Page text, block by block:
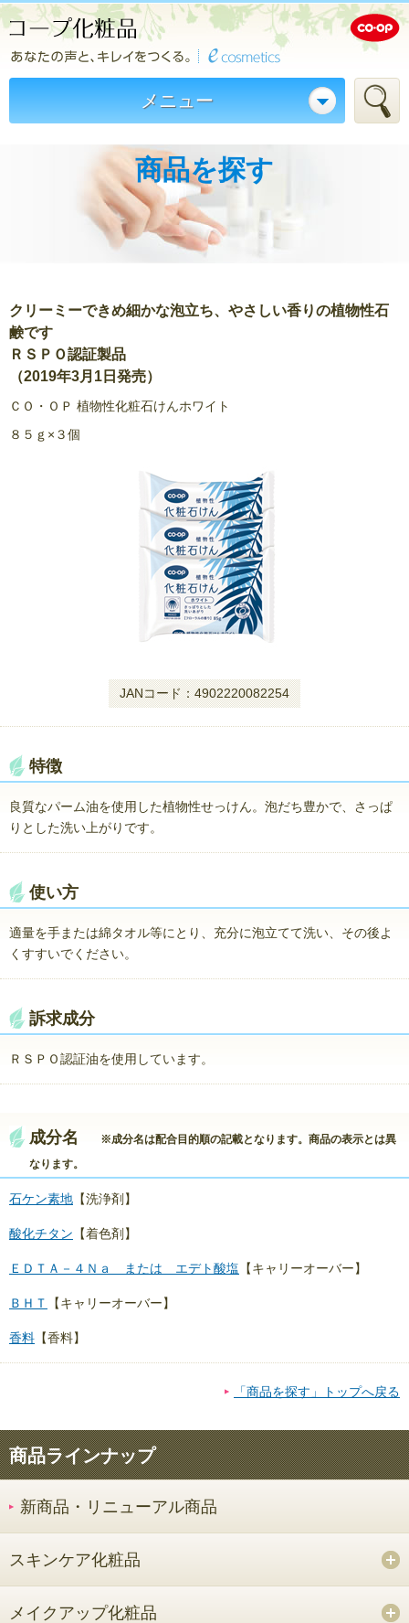
メニュー
商品を探す
クリーミーできめ細かな泡立ち、やさしい香りの植物性石
鹸です
ＲＳＰＯ認証製品
（2019年3月1日発売）
ＣＯ・ＯＰ 植物性化粧石けんホワイト
８５ｇ×３個
JANコード：4902220082254
特徴
良質なパーム油を使用した植物性せっけん。泡だち豊かで、さっぱ
りとした洗い上がりです。
使い方
適量を手または綿タオル等にとり、充分に泡立てて洗い、その後よ
くすすいでください。
訴求成分
ＲＳＰＯ認証油を使用しています。
成分名
※成分名は配合目的順の記載となります。商品の表示とは異
なります。
石ケン素地 【洗浄剤】
酸化チタン 【着色剤】
ＥＤＴＡ－４Ｎａ または エデト酸塩 【キャリーオーバー】
ＢＨＴ 【キャリーオーバー】
香料 【香料】
「商品を探す」トップへ戻る
商品ラインナップ
新商品・リニューアル商品
スキンケア化粧品
メイクアップ化粧品